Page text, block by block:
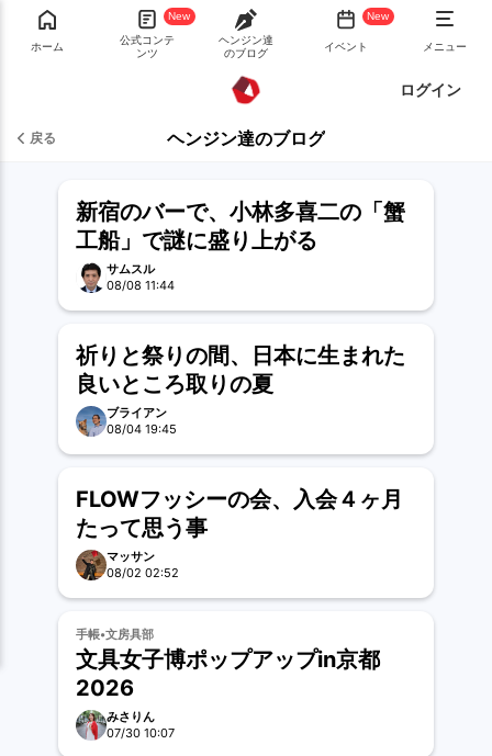
ホーム
New
公式コンテ
ンツ
ヘンジン達
のブログ
New
イベント メニュー
ログイン
戻る ヘンジン達のブログ
新宿のバーで、小林多喜二の「蟹
工船」で謎に盛り上がる
サムスル
08/08 11:44
祈りと祭りの間、日本に生まれた
良いところ取りの夏
ブライアン
08/04 19:45
FLOWフッシーの会、入会４ヶ月
たって思う事
マッサン
08/02 02:52
手帳•文房具部
文具女子博ポップアップin京都
2026
みさりん
07/30 10:07